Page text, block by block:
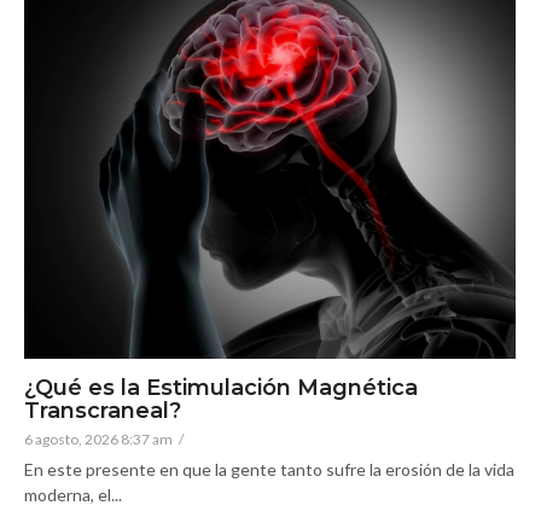
¿Qué es la Estimulación Magnética
Transcraneal?
6 agosto, 2026 8:37 am /
En este presente en que la gente tanto sufre la erosión de la vida
moderna, el...